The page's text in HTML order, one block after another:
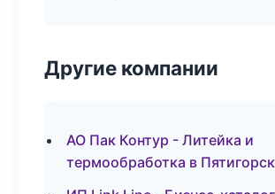
Другие компании
АО Пак Контур - Литейка и
термообработка в Пятигорск